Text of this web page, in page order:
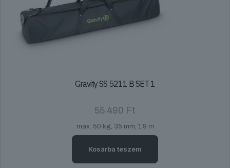
Gravity SS 5211 B SET 1
55 490 Ft
max. 50 kg, 35 mm, 1.9 m
Kosárba teszem